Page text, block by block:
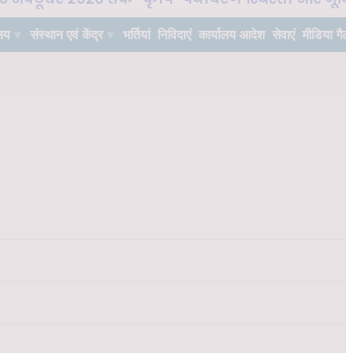
संस्थान एवं केंद्र भर्तियां निविदाएं कार्यालय आदेश सेवाएं मीडिया